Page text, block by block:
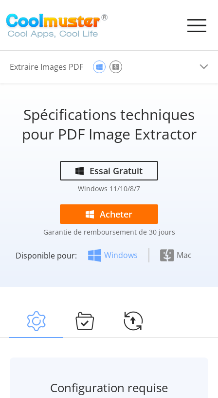
Extraire Images PDF
Spécifications techniques
pour PDF Image Extractor
Essai Gratuit
Windows 11/10/8/7
Acheter
Garantie de remboursement de 30 jours
Disponible pour: Windows Mac
Configuration requise